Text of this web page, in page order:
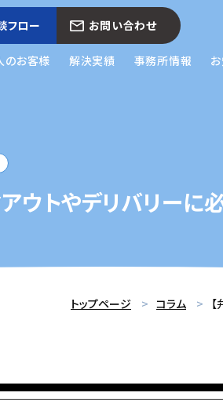
フロー お問い合わせ
のお客様 解決実績 事務所情報
ウトやデリバリーに
トップページ コラム